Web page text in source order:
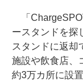
「
ースタンドを探
スタンドに返却
施設や飲食店、
約3万カ所に設